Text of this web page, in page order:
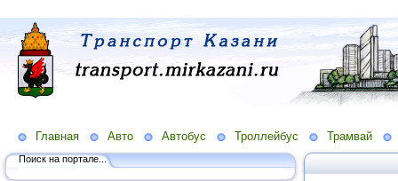
Главная Авто Автобус Троллейбус Трамвай
Поиск на портале...